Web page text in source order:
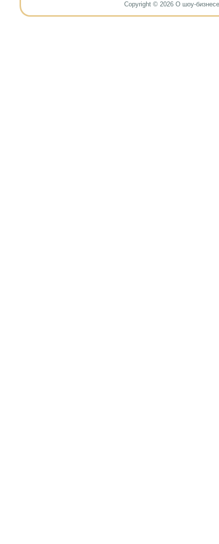
Copyright © 2026 О шоу-